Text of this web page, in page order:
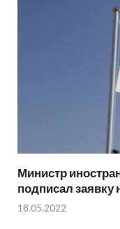
Министр
подписал заявку
18.05.2022